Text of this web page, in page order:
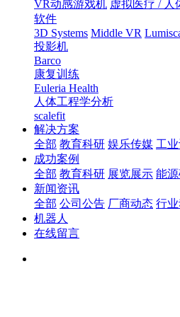
VR动感游戏机 虚拟医疗 / 人
软件
3D Systems Middle VR
投影机
Barco
康复训练
Euleria Health
人体工程学分析
scalefit
解决方案
全部 教育科研 娱乐传媒 工
成功案例
全部 教育科研 展览展示 能
新闻资讯
全部 公司公告 厂商动态 行
机器人
在线留言